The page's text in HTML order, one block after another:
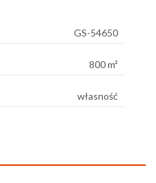
GS-54650
800 m²
własność